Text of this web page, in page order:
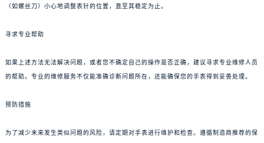
（如螺丝刀）小心地调整表针的位置，直至其稳定为止。
寻求专业帮助
如果上述方法无法解决问题，或者您不确定自己的操作是否正确，建议寻求专业维修人员
的帮助。专业的维修服务不仅能准确诊断问题所在，还能确保您的手表得到妥善处理。
预防措施
为了减少未来发生类似问题的风险，请定期对手表进行维护和检查。遵循制造商推荐的保